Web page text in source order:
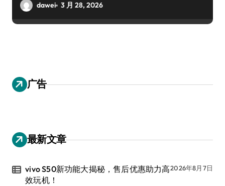
dawei 3 月 28, 2026
广告
最新文章
vivo S50新功能大揭秘，售后优惠助力高
效玩机！
2026年8月7日